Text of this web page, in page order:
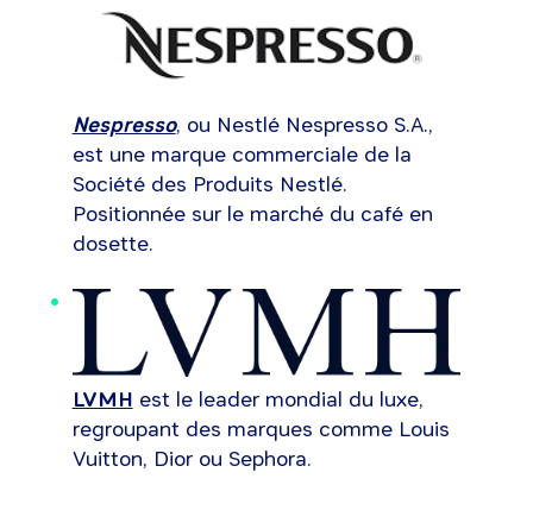
Nespresso, ou Nestlé Nespresso S.A.,
est une marque commerciale de la
Société des Produits Nestlé.
Positionnée sur le marché du café en
dosette.
LVMH est le leader mondial du luxe,
regroupant des marques comme Louis
Vuitton, Dior ou Sephora.